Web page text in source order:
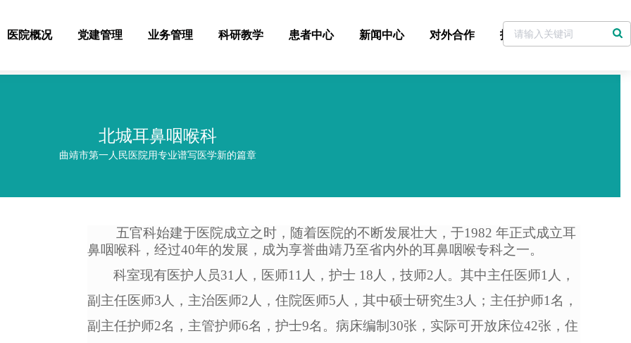
医院概况 党建管理 业务管理 科研教学 患者中心 新闻中心 对外合作 招标采购
北城耳鼻咽喉科
曲靖市第一人民医院用专业谱写医学新的篇章
五官科始建于医院成立之时，随着医院的不断发展壮大，于1982 年正式成立耳
鼻咽喉科，经过40年的发展，成为享誉曲靖乃至省内外的耳鼻咽喉专科之一。
科室现有医护人员31人，医师11人，护士 18人，技师2人。其中主任医师1人，
副主任医师3人，主治医师2人，住院医师5人，其中硕士研究生3人；主任护师1名，
副主任护师2名，主管护师6名，护士9名。病床编制30张，实际可开放床位42张，住